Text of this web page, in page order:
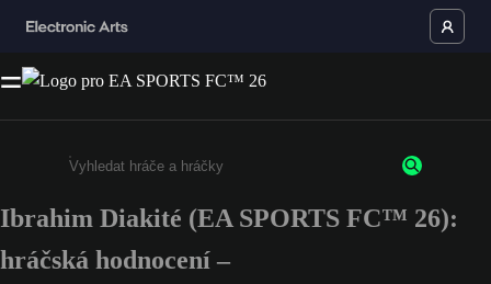
Enter a minimum of 3 characters or numbers
Ibrahim Diakité (EA SPORTS FC™ 26):
hráčská hodnocení –